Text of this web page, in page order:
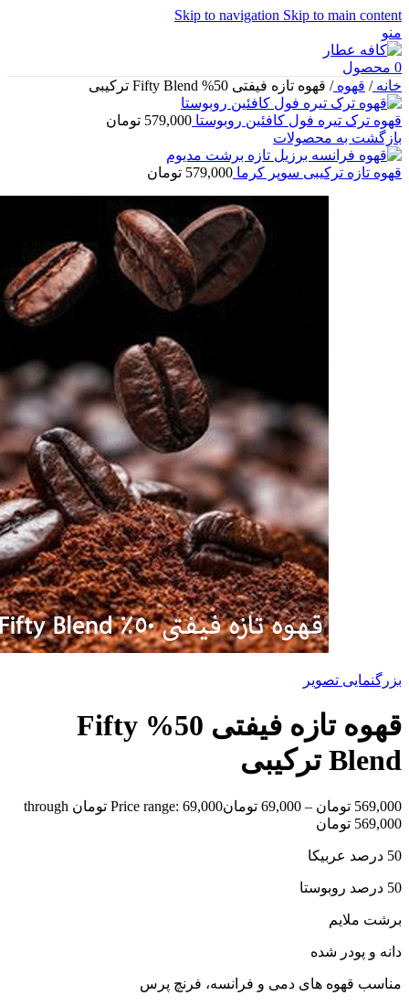
Skip to navigation Skip to main content
منو
0 محصول
خانه/ قهوه/ قهوه تازه فیفتی 50% Fifty Blend ترکیبی
قهوه ترک تیره فول کافئین روبوستا 579,000 تومان
بازگشت به محصولات
قهوه تازه ترکیبی سوپر کرما 579,000 تومان
بزرگنمایی تصویر
قهوه تازه فیفتی 50% Fifty
Blend ترکیبی
569,000 تومان –
69,000 تومان
Price range: 69,000 تومان through
569,000 تومان
50 درصد عربیکا
50 درصد روبوستا
برشت ملایم
دانه و پودر شده
مناسب قهوه های دمی و فرانسه، فرنچ پرس